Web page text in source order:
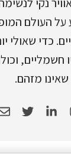
נקי
העולם
כדי שאולי
חשמליים,
מזהם.